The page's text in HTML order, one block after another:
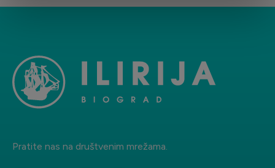
Pratite nas na društvenim mrežama.